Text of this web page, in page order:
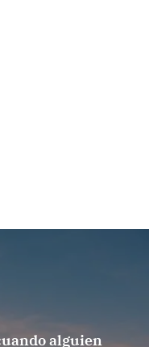
alguien